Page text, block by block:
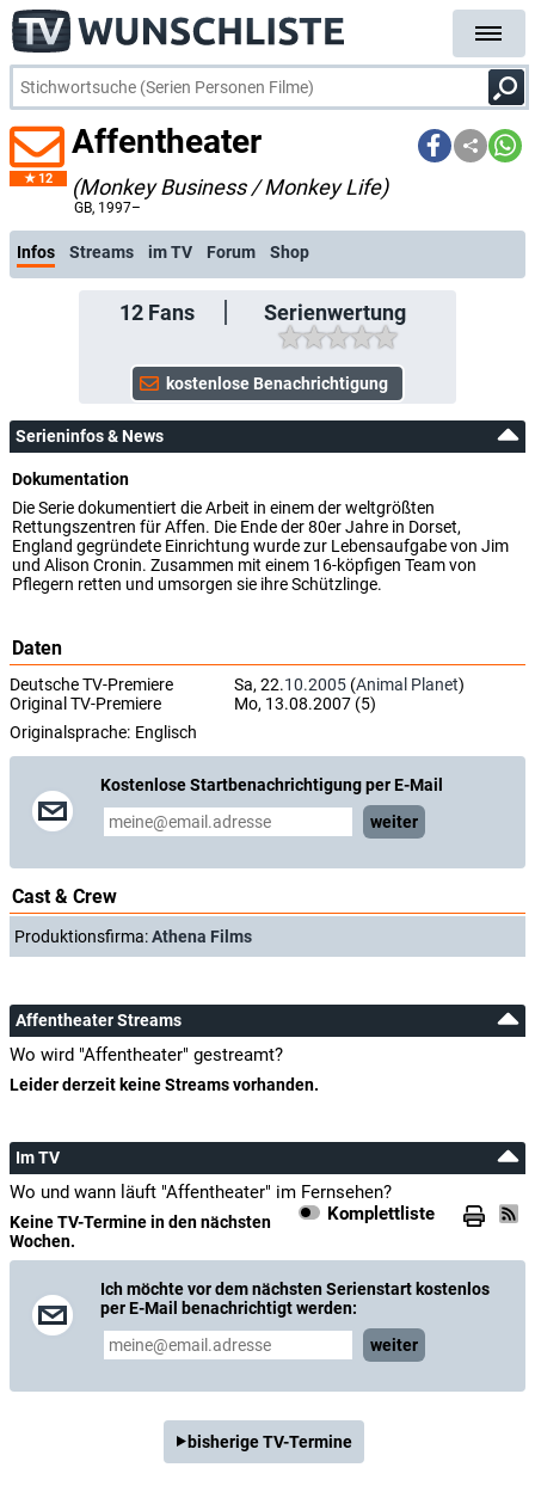
12
Affentheater
(Monkey Business / Monkey Life)
GB, 1997–
Infos Streams im TV Forum Shop
12Fans Serienwertung
Serieninfos & News
Dokumentation
Die Serie dokumentiert die Arbeit in einem der weltgrößten
Rettungszentren für Affen. Die Ende der 80er Jahre in Dorset,
England gegründete Einrichtung wurde zur Lebensaufgabe von Jim
und Alison Cronin. Zusammen mit einem 16-köpfigen Team von
Pflegern retten und umsorgen sie ihre Schützlinge.
Daten
Deutsche TV-Premiere Sa, 22.10.2005 (Animal Planet)
Original TV-Premiere
Mo, 13.08.2007 (5)
Originalsprache: Englisch
Kostenlose Startbenachrichtigung per E-Mail
weiter
Cast & Crew
Produktionsfirma:Athena Films
Affentheater Streams
Wo wird "Affentheater" gestreamt?
Leider derzeit keine Streams vorhanden.
Im TV
Wo und wann läuft "Affentheater" im Fernsehen?
Komplettliste
Keine TV-Termine in den nächsten
Wochen.
Ich möchte vor dem nächsten Serienstart kostenlos
per E-Mail benachrichtigt werden:
weiter
bisherige TV-Termine